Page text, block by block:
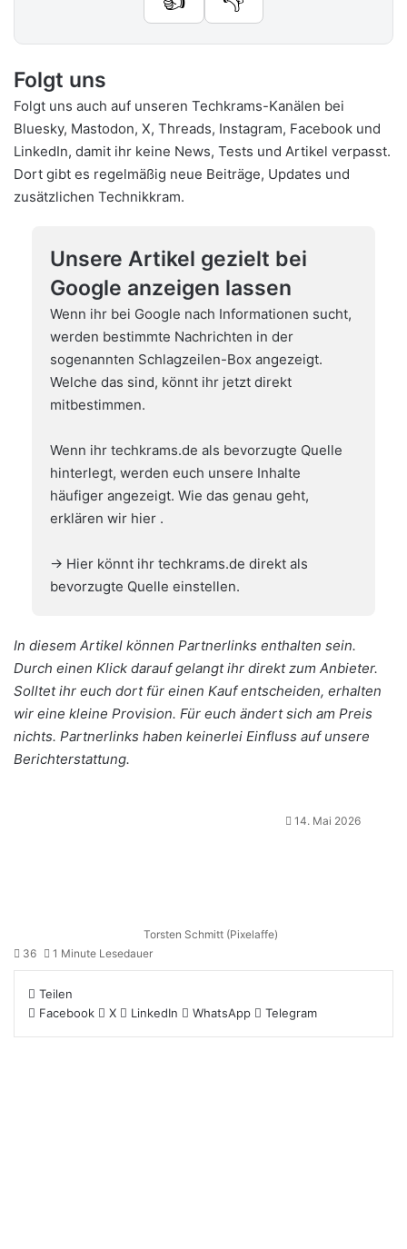
Folgt uns
Folgt uns auch auf unseren Techkrams-Kanälen bei
Bluesky, Mastodon, X, Threads, Instagram, Facebook und
LinkedIn, damit ihr keine News, Tests und Artikel verpasst.
Dort gibt es regelmäßig neue Beiträge, Updates und
zusätzlichen Technikkram.
Unsere Artikel gezielt bei
Google anzeigen lassen
Wenn ihr bei Google nach Informationen sucht,
werden bestimmte Nachrichten in der
sogenannten Schlagzeilen-Box angezeigt.
Welche das sind, könnt ihr jetzt direkt
mitbestimmen.
Wenn ihr techkrams.de als bevorzugte Quelle
hinterlegt, werden euch unsere Inhalte
häufiger angezeigt. Wie das genau geht,
erklären wir hier .
→ Hier könnt ihr techkrams.de direkt als
bevorzugte Quelle einstellen.
In diesem Artikel können Partnerlinks enthalten sein.
Durch einen Klick darauf gelangt ihr direkt zum Anbieter.
Solltet ihr euch dort für einen Kauf entscheiden, erhalten
wir eine kleine Provision. Für euch ändert sich am Preis
nichts. Partnerlinks haben keinerlei Einfluss auf unsere
Berichterstattung.
Torsten Schmitt (Pixelaffe)
14. Mai 2026
36 1 Minute Lesedauer
Teilen
Facebook
X LinkedIn WhatsApp Telegram